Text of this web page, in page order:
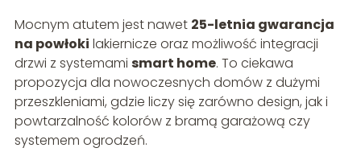
Mocnym atutem jest nawet 25-letnia gwarancja
na powłoki lakiernicze oraz możliwość integracji
drzwi z systemami smart home. To ciekawa
propozycja dla nowoczesnych domów z dużymi
przeszkleniami, gdzie liczy się zarówno design, jak i
powtarzalność kolorów z bramą garażową czy
systemem ogrodzeń.